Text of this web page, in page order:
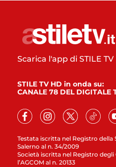
Testata iscritta nel Registro della
Salerno al n. 34/2009
Società iscritta nel Registro
l’AGCOM al n. 20133
Scarica l'app di STILE TV
STILE TV HD in onda su:
CANALE 78 DEL DIGITALE